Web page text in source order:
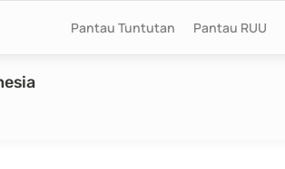
Pantau Tuntutan Pantau RUU